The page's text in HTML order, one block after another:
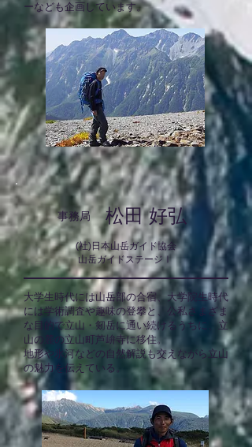
ーなども企画しています。
​事務局 松田 好弘
(社)日本山岳ガイド協会
​山岳ガイドステージⅠ
大学生時代には山岳部の合宿、大学院生時代
には学術調査や趣味の登攀と、公私さまざま
な目的で立山・剱岳に通い続けるうちに、立
山の麓の立山町芦峅寺に移住。
地形や氷河などの自然解説も交えながら立山
の魅力を伝えている。